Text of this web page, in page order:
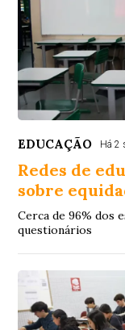
EDUCAÇÃO Há 2
Redes de
sobre
Cerca de 96% dos
questionários